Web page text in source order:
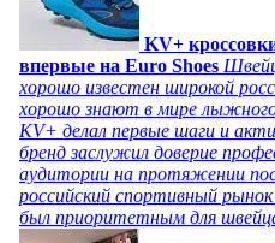
KV+
впервые на Euro Shoes
хорошо известен широкой
хорошо знают в мире
KV+ делал первые шаги и
бренд заслужил доверие
аудитории на протяжении
российский спортивный
был приоритетным для